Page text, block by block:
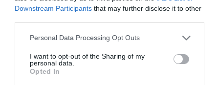
Downstream Participants that may further disclose it to other
Personal Data Processing Opt Outs
I want to opt-out of the Sharing of my
personal data.
Opted In
Σχετικά Άρθρα